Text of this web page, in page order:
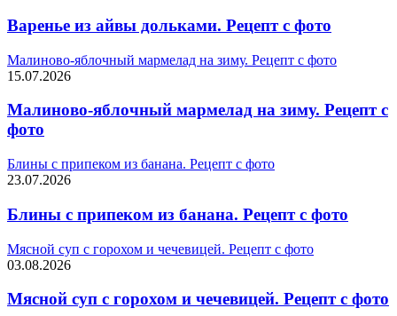
Варенье из айвы дольками. Рецепт с фото
Малиново-яблочный мармелад на зиму. Рецепт с фото
15.07.2026
Малиново-яблочный мармелад на зиму. Рецепт с
фото
Блины с припеком из банана. Рецепт с фото
23.07.2026
Блины с припеком из банана. Рецепт с фото
Мясной суп с горохом и чечевицей. Рецепт с фото
03.08.2026
Мясной суп с горохом и чечевицей. Рецепт с фото